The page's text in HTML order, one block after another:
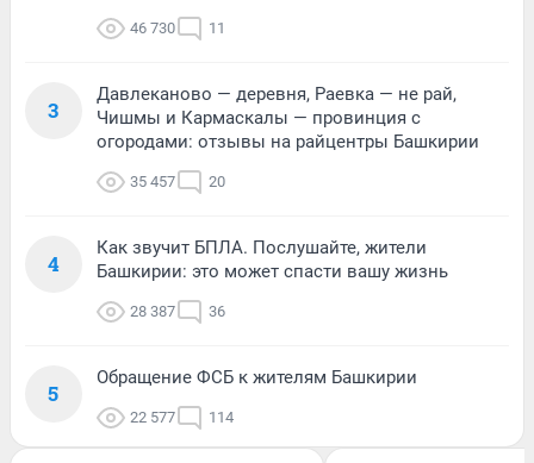
46 730 11
3
Давлеканово — деревня, Раевка — не рай,
Чишмы и Кармаскалы — провинция с
огородами: отзывы на райцентры Башкирии
35 457 20
4
Как звучит БПЛА. Послушайте, жители
Башкирии: это может спасти вашу жизнь
28 387 36
5
Обращение ФСБ к жителям Башкирии
22 577 114